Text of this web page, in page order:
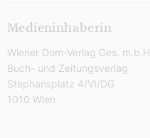
Medieninhaberin
Wiener Dom-Verlag Ges. m.b.H.
Buch- und Zeitungsverlag
Stephansplatz 4/VI/DG
1010 Wien